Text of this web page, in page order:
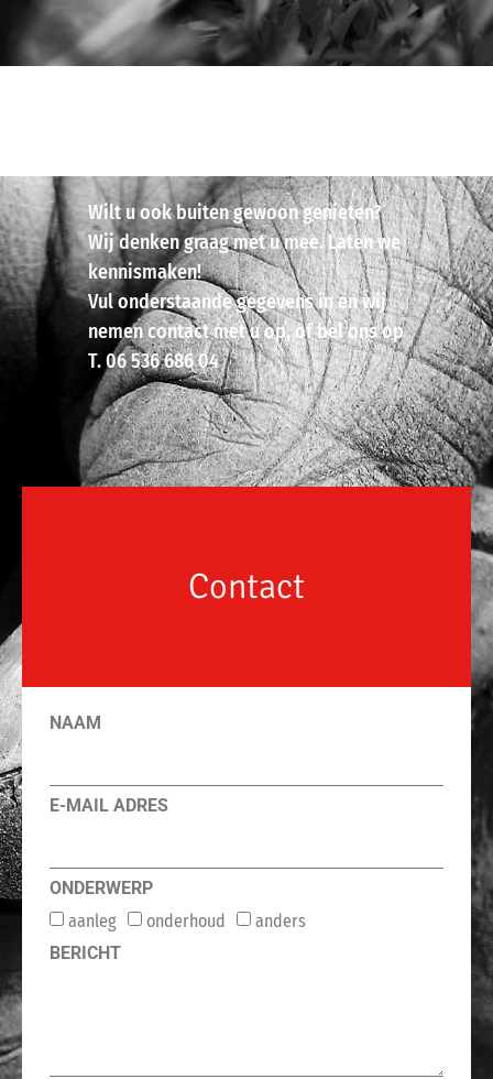
Wilt u ook buiten gewoon genieten?
Wij denken graag met u mee. Laten we
kennismaken!
Vul onderstaande gegevens in en wij
nemen contact met u op, of bel ons op
T. 06 536 686 04
Contact
NAAM
E-MAIL ADRES
ONDERWERP
aanleg
onderhoud
anders
BERICHT